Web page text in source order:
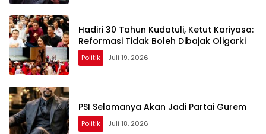
Hadiri 30 Tahun Kudatuli, Ketut Kariyasa:
Reformasi Tidak Boleh Dibajak Oligarki
Politik Juli 19, 2026
PSI Selamanya Akan Jadi Partai Gurem
Politik Juli 18, 2026